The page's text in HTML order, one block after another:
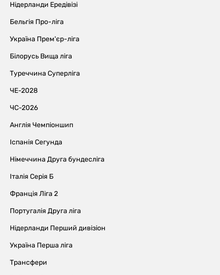
Нідерланди Ередівізі
Бельгія Про-ліга
Україна Прем'єр-ліга
Білорусь Вища ліга
Туреччина Суперліга
ЧЕ-2028
ЧС-2026
Англія Чемпіоншип
Іспанія Сегунда
Німеччина Друга бундесліга
Італія Серія Б
Франція Ліга 2
Португалія Друга ліга
Нідерланди Перший дивізіон
Україна Перша ліга
Трансфери